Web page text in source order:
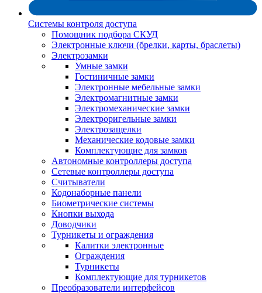
Системы контроля доступа
Помощник подбора СКУД
Электронные ключи (брелки, карты, браслеты)
Электрозамки
Умные замки
Гостиничные замки
Электронные мебельные замки
Электромагнитные замки
Электромеханические замки
Электроригельные замки
Электрозащелки
Механические кодовые замки
Комплектующие для замков
Автономные контроллеры доступа
Сетевые контроллеры доступа
Считыватели
Кодонаборные панели
Биометрические системы
Кнопки выхода
Доводчики
Турникеты и ограждения
Калитки электронные
Ограждения
Турникеты
Комплектующие для турникетов
Преобразователи интерфейсов